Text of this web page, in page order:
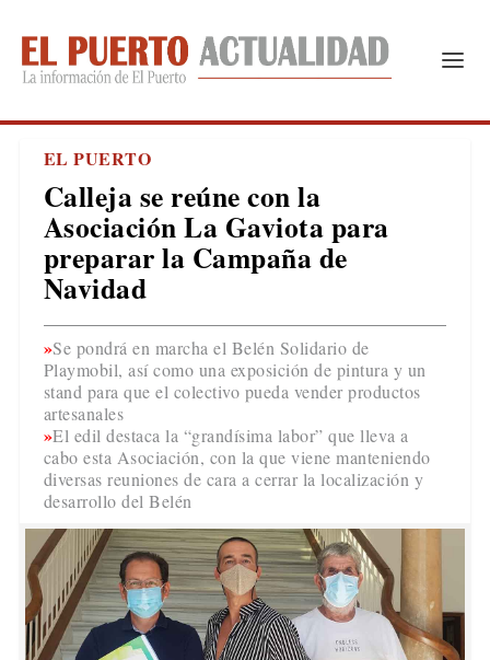
EL PUERTO
Calleja se reúne con la
Asociación La Gaviota para
preparar la Campaña de
Navidad
Se pondrá en marcha el Belén Solidario de
Playmobil, así como una exposición de pintura y un
stand para que el colectivo pueda vender productos
artesanales
El edil destaca la “grandísima labor” que lleva a
cabo esta Asociación, con la que viene manteniendo
diversas reuniones de cara a cerrar la localización y
desarrollo del Belén